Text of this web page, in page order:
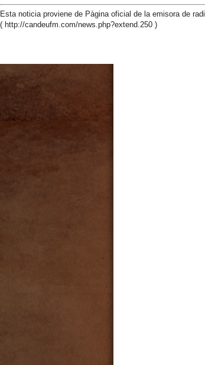
Esta noticia proviene de Pàgina oficial de la emisora de
( http://candeufm.com/news.php?extend.250 )